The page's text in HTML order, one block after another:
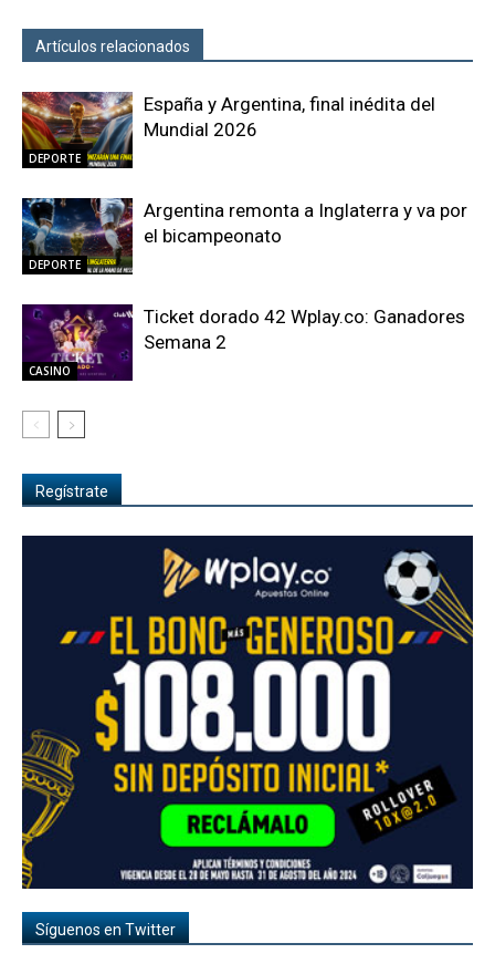
Artículos relacionados
DEPORTE
España y Argentina, final inédita del
Mundial 2026
DEPORTE
Argentina remonta a Inglaterra y va por
el bicampeonato
CASINO
Ticket dorado 42 Wplay.co: Ganadores
Semana 2
Regístrate
Síguenos en Twitter